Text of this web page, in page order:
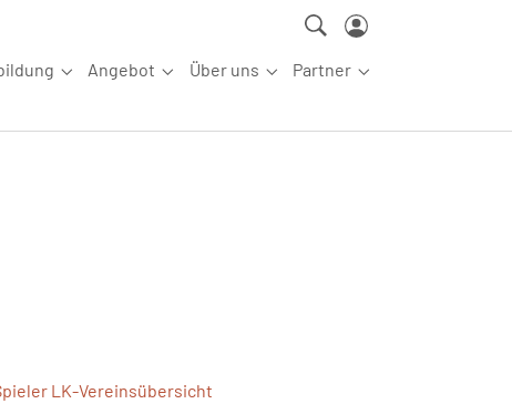
Submenu for "Aus-/Fortbildung"
Angebot
Submenu for "Angebot"
Über uns
Submenu for "Über uns"
Partner
Submenu for
LK-Vereinsübersicht